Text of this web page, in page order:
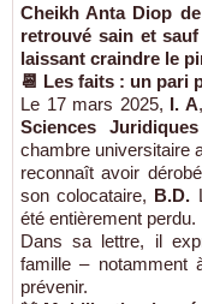
Cheikh Anta Diop
retrouvé sain et
laissant craindre le
📆 Les faits : un pari
Le 17 mars 2025, I. A
Sciences
chambre universitaire
reconnaît avoir dérobé
son colocataire, B.D.
été entièrement perdu.
Dans sa lettre, il
famille – notamment
prévenir.